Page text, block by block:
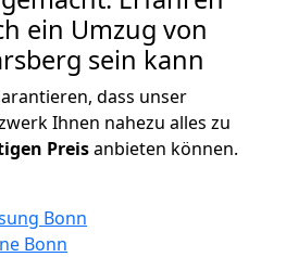
ein Umzug von
sein kann
dass unser
Ihnen nahezu alles zu
Preisanbieten können.
Bonn
Bonn